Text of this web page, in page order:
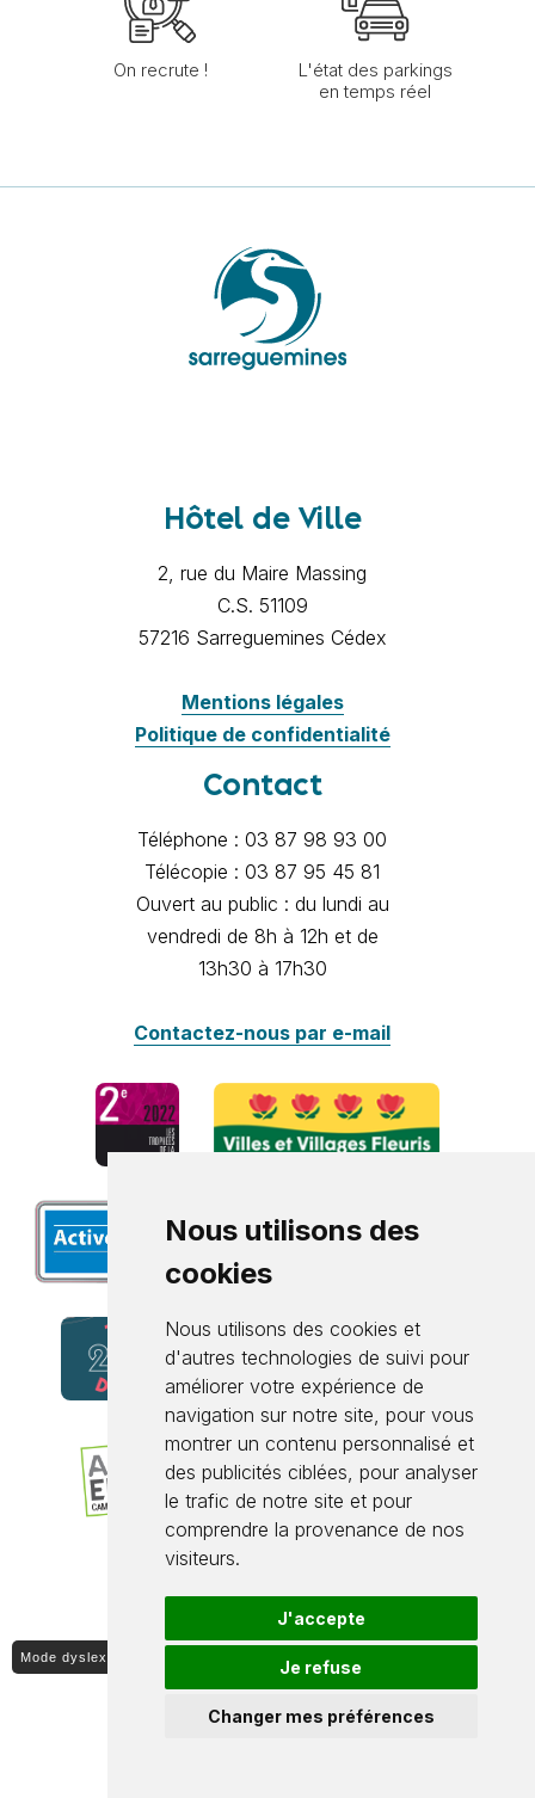
Nous utilisons des
cookies
Nous utilisons des cookies et
d'autres technologies de suivi pour
améliorer votre expérience de
navigation sur notre site, pour vous
montrer un contenu personnalisé et
des publicités ciblées, pour analyser
le trafic de notre site et pour
comprendre la provenance de nos
visiteurs.
J'accepte
Je refuse
Changer mes préférences
On recrute !
L'état des parkings
en temps réel
Hôtel de Ville
2, rue du Maire Massing
C.S. 51109
57216 Sarreguemines Cédex
Mentions légales
Politique de confidentialité
Contact
Téléphone : 03 87 98 93 00
Télécopie : 03 87 95 45 81
Ouvert au public : du lundi au
vendredi de 8h à 12h et de
13h30 à 17h30
Contactez-nous par e-mail
Mode dyslexique ON / OFF